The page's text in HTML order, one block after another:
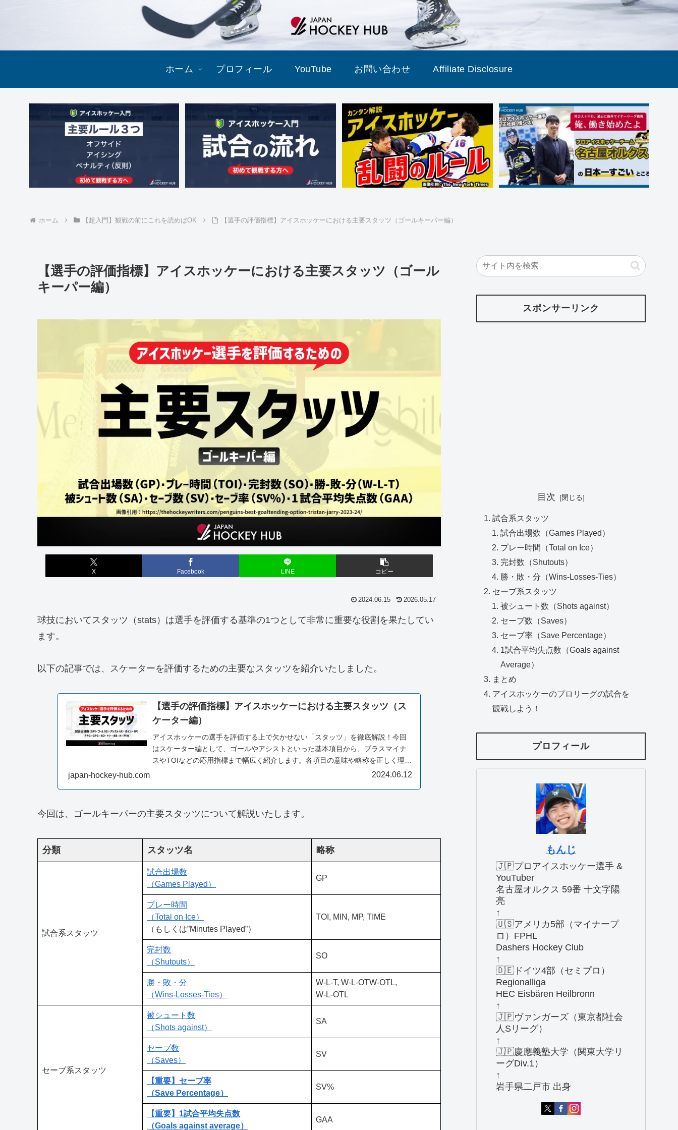
ホーム プロフィール YouTube お問い合わせ Affiliate Disclosure
ホーム 【超入門】観戦の前にこれを読めばOK 【選手の評価指標】アイスホッケーにおける主要スタッツ（ゴールキーパー編）
【選手の評価指標】アイスホッケーにおける主要スタッツ（ゴール
キーパー編）
X Facebook LINE コピー
2024.06.15 2026.05.17
球技においてスタッツ（stats）は選手を評価する基準の1つとして非常に重要な役割を果たしてい
ます。
以下の記事では、スケーターを評価するための主要なスタッツを紹介いたしました。
【選手の評価指標】アイスホッケーにおける主要スタッツ（ス
ケーター編）
アイスホッケーの選手を評価する上で欠かせない「スタッツ」を徹底解説！今回
はスケーター編として、ゴールやアシストといった基本項目から、プラスマイナ
スやTOIなどの応用指標まで幅広く紹介します。各項目の意味や略称を正しく理解
japan-hockey-hub.com 2024.06.12
今回は、ゴールキーパーの主要スタッツについて解説いたします。
分類 スタッツ名 略称
試合系スタッツ
試合出場数
（Games Played）
GP
プレー時間
（Total on Ice）
（もしくは”Minutes Played”）
TOI, MIN, MP, TIME
完封数
（Shutouts）
SO
勝・敗・分
（Wins-Losses-Ties）
W-L-T, W-L-OTW-OTL,
W-L-OTL
セーブ系スタッツ
被シュート数
（Shots against）
SA
セーブ数
（Saves）
SV
【重要】セーブ率
（Save Percentage）
SV%
【重要】1試合平均失点数
（Goals against average）
GAA
スポンサーリンク
目次
試合系スタッツ
試合出場数（Games Played）
プレー時間（Total on Ice）
完封数（Shutouts）
勝・敗・分（Wins-Losses-Ties）
セーブ系スタッツ
被シュート数（Shots against）
セーブ数（Saves）
セーブ率（Save Percentage）
1試合平均失点数（Goals against
Average）
まとめ
アイスホッケーのプロリーグの試合を
観戦しよう！
プロフィール
もんじ
🇯🇵プロアイスホッケー選手 &
YouTuber
名古屋オルクス 59番 十文字陽
亮
↑
🇺🇸アメリカ5部（マイナープ
ロ）FPHL
Dashers Hockey Club
↑
🇩🇪ドイツ4部（セミプロ）
Regionalliga
HEC Eisbären Heilbronn
↑
🇯🇵ヴァンガーズ（東京都社会
人Sリーグ）
↑
🇯🇵慶應義塾大学（関東大学リ
ーグDiv.1）
↑
岩手県二戸市 出身